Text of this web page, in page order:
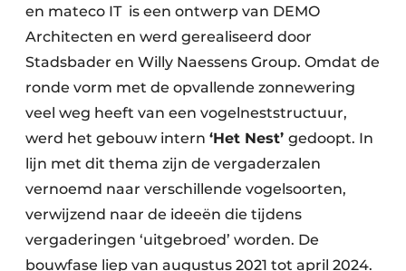
en mateco IT is een ontwerp van DEMO
Architecten en werd gerealiseerd door
Stadsbader en Willy Naessens Group. Omdat de
ronde vorm met de opvallende zonnewering
veel weg heeft van een vogelneststructuur,
werd het gebouw intern ‘Het Nest’ gedoopt. In
lijn met dit thema zijn de vergaderzalen
vernoemd naar verschillende vogelsoorten,
verwijzend naar de ideeën die tijdens
vergaderingen ‘uitgebroed’ worden. De
bouwfase liep van augustus 2021 tot april 2024.